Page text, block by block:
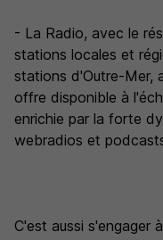
- La Radio, avec le
stations locales et
stations d'Outre-Mer,
offre disponible à
enrichie par la forte
webradios et
C'est aussi s'engager